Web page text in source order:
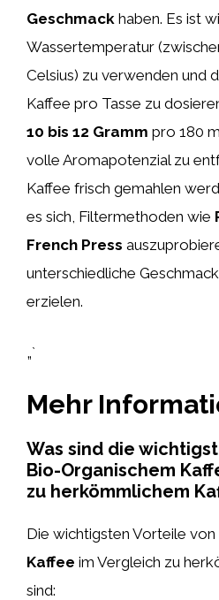
Geschmack haben. Es ist
Wassertemperatur
Celsius) zu verwenden und
Kaffee pro Tasse zu
10 bis 12 Gramm pro 180
volle Aromapotenzial zu
Kaffee frisch gemahlen
es sich, Filtermethoden wie
French Press
unterschiedliche
erzielen.
„`
Mehr
Was sind die
Bio-Organischem
zu herkömmlichem
Die wichtigsten Vorteile von
Kaffee im Vergleich zu
sind: